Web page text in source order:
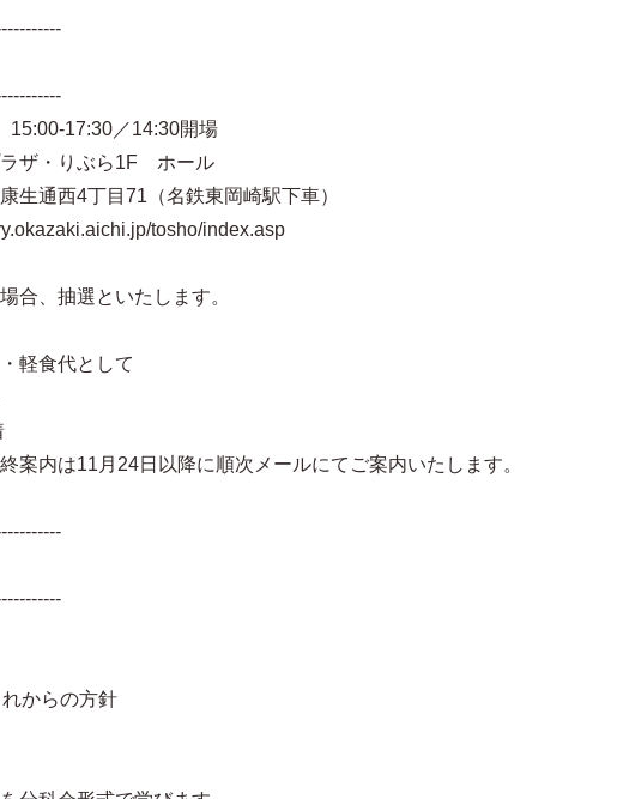
17:30／14:30開場
・りぶら1F ホール
4丁目71（名鉄東岡崎駅下車）
tosho/index.asp
選といたします。
代として
月24日以降に順次メールにてご案内いたします。
からの方針